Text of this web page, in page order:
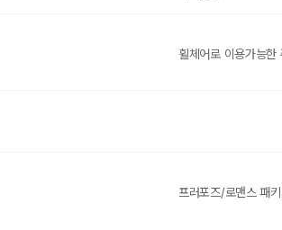
휠체어로 이용가능한
프러포즈/로맨스 패